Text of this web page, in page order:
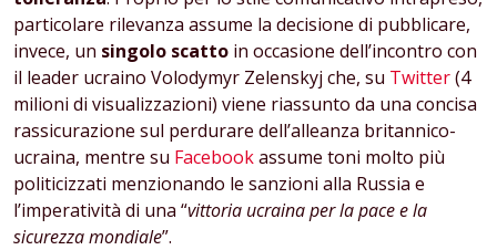
particolare rilevanza assume la decisione di pubblicare,
invece, un singolo scatto in occasione dell’incontro con
il leader ucraino Volodymyr Zelenskyj che, su Twitter(4
milioni di visualizzazioni) viene riassunto da una concisa
rassicurazione sul perdurare dell’alleanza britannico-
ucraina, mentre su Facebookassume toni molto più
politicizzati menzionando le sanzioni alla Russia e
l’imperatività di una “vittoria ucraina per la pace e la
sicurezza mondiale”.